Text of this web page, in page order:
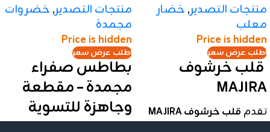
منتجات التصدير, خضار
معلب
Price is hidden
اطلب عرض سعر
قلب خرشوف
MAJIRA
تقدم قلب خرشوف MAJIRA
منتجات التصدير, خضروات
مجمدة
Price is hidden
اطلب عرض سعر
بطاطس صفراء
مجمدة – مقطعة
وجاهزة للتسوية